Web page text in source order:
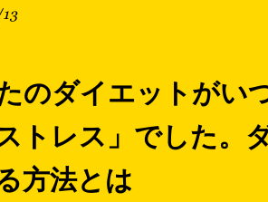
のダイエットがい
トレス」でした。
方法とは